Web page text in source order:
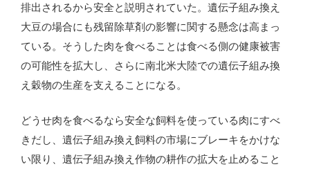
排出されるから安全と説明されていた。遺伝子組み換え
大豆の場合にも残留除草剤の影響に関する懸念は高まっ
ている。そうした肉を食べることは食べる側の健康被害
の可能性を拡大し、さらに南北米大陸での遺伝子組み換
え穀物の生産を支えることになる。
どうせ肉を食べるなら安全な飼料を使っている肉にすべ
きだし、遺伝子組み換え飼料の市場にブレーキをかけな
い限り、遺伝子組み換え作物の耕作の拡大を止めること